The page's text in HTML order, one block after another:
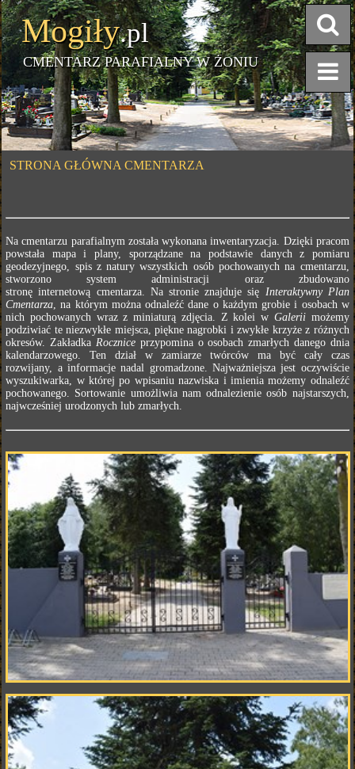
Mogiły.pl
CMENTARZ PARAFIALNY W ŻONIU
STRONA GŁÓWNA CMENTARZA
Na cmentarzu parafialnym została wykonana inwentaryzacja. Dzięki pracom
powstała mapa i plany, sporządzane na podstawie danych z pomiaru
geodezyjnego, spis z natury wszystkich osób pochowanych na cmentarzu,
stworzono system administracji oraz zbudowano
stronę internetową cmentarza. Na stronie znajduje się Interaktywny Plan
Cmentarza, na którym można odnaleźć dane o każdym grobie i osobach w
nich pochowanych wraz z miniaturą zdjęcia. Z kolei w Galerii możemy
podziwiać te niezwykłe miejsca, piękne nagrobki i zwykłe krzyże z różnych
okresów. Zakładka Roczniceprzypomina o osobach zmarłych danego dnia
kalendarzowego. Ten dział w zamiarze twórców ma być cały czas
rozwijany, a informacje nadal gromadzone. Najważniejsza jest oczywiście
wyszukiwarka, w której po wpisaniu nazwiska i imienia możemy odnaleźć
pochowanego. Sortowanie umożliwia nam odnalezienie osób najstarszych,
najwcześniej urodzonych lub zmarłych.